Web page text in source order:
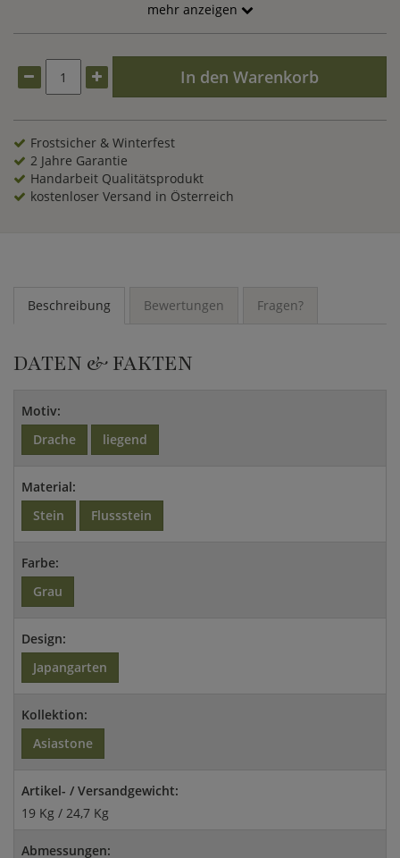
aus asiatischen Naturstein nach historischen Vorlagen. Die
Maserung des Gesteins gibt der Figur einen besonderen
einem
Brunnenkönnen Sie den Drachen kombinieren. Edel
sieht die Figur auch auf einem unsererSockelaus. Wenn Sie
heute noch bestellen bekommen Sie Ihre chinesische
Gartenskulptur aus Naturstein innerhalb Deutschlands
versandkostenfrei nach Hause geliefert.
mehr anzeigen
In den Warenkorb
Frostsicher & Winterfest
2 Jahre Garantie
Handarbeit Qualitätsprodukt
kostenloser Versand in Österreich
Beschreibung Bewertungen Fragen?
DATEN & FAKTEN
Motiv:
Drache
liegend
Material:
Stein
Flussstein
Farbe:
Grau
Design:
Japangarten
Kollektion:
Asiastone
Artikel- / Versandgewicht:
19 Kg / 24,7 Kg
Abmessungen: